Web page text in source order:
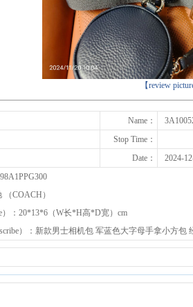
【review
下一张
Name：
Stop Time：
Date： 2024-
COACH）
）：20*13*6（W长*H高*D宽）cm
）：新款男士相机包 军蓝色大字母手拿小方